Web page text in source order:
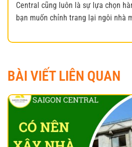
Central cũng luôn là sự lựa chọn
bạn muốn chỉnh trang lại ngôi nhà
BÀI VIẾT LIÊN QUAN